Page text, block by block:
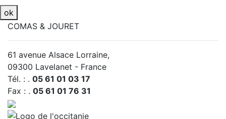
ok
COMAS & JOURET
61 avenue Alsace Lorraine,
09300 Lavelanet - France
Tél. : . 05 61 01 03 17
Fax : . 05 61 01 76 31